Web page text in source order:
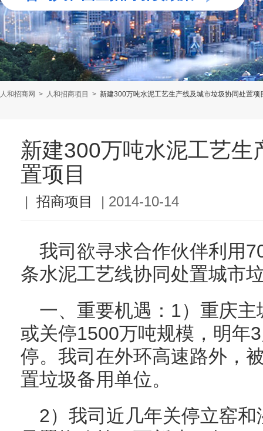
人和招商网 > 人和招商项目 > 新建300万吨水泥工艺生产线及城市垃圾协同处置项
新建300万吨水泥工艺生
置项目
| 招商项目 | 2014-10-14
我司欲寻求合作伙伴利用
条水泥工艺线协同处置城市
一、重要机遇：1）重庆
或关停1500万吨规模，明年
停。我司在外环高速路外，
置垃圾备用单位。
2）我司近几年关停立窑